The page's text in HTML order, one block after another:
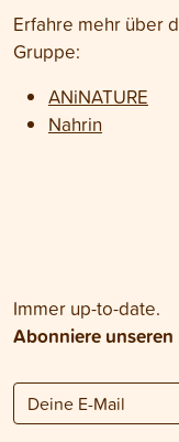
Erfahre mehr über
Gruppe:
ANiNATURE
Nahrin
Immer up-to-date.
Abonniere